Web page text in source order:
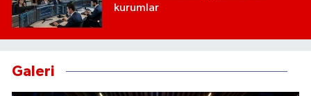
kurumlar
Galeri